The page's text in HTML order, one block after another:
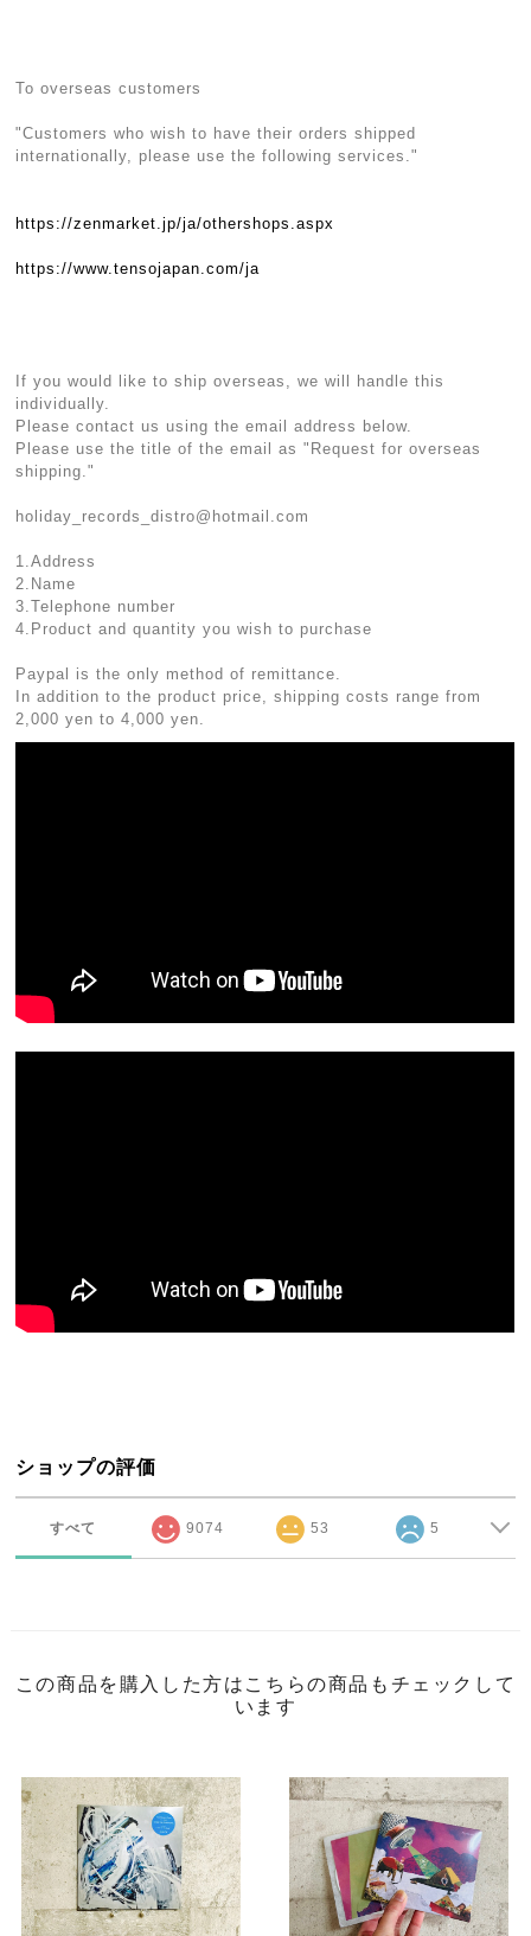
To overseas customers
"Customers who wish to have their orders shipped
internationally, please use the following services."
https://zenmarket.jp/ja/othershops.aspx
https://www.tensojapan.com/ja
If you would like to ship overseas, we will handle this
individually.
Please contact us using the email address below.
Please use the title of the email as "Request for overseas
shipping."
holiday_records_distro@hotmail.com
1.Address
2.Name
3.Telephone number
4.Product and quantity you wish to purchase
Paypal is the only method of remittance.
In addition to the product price, shipping costs range from
2,000 yen to 4,000 yen.
ショップの評価
すべて 9074 53 5
この商品を購入した方はこちらの商品もチェックして
います